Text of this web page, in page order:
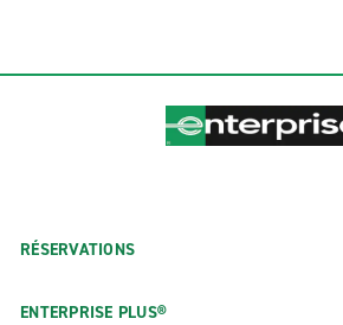
RÉSERVATIONS
ENTERPRISE PLUS®